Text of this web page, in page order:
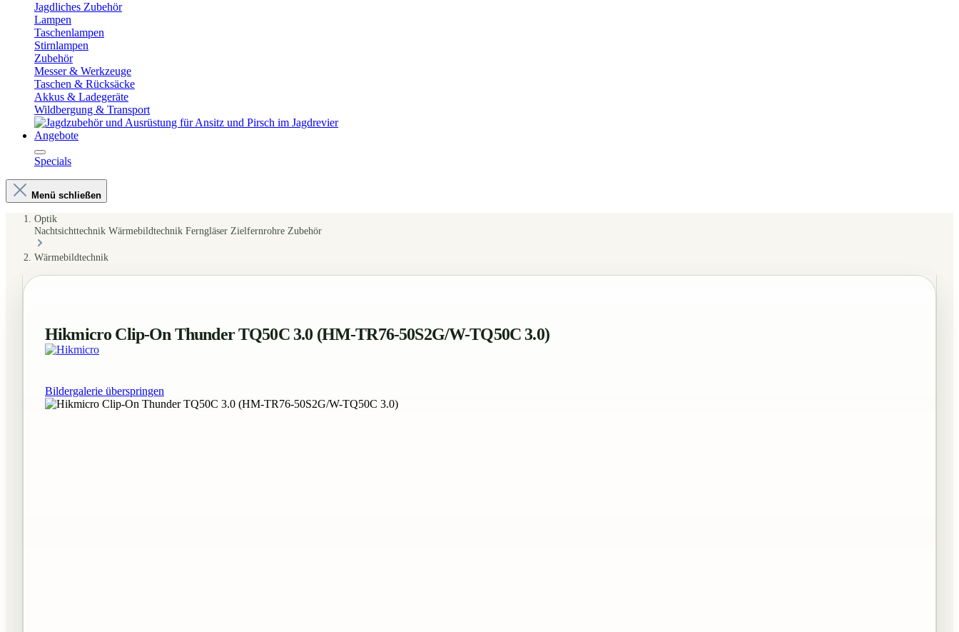
Jagdliches Zubehör
Lampen
Taschenlampen
Stirnlampen
Zubehör
Messer & Werkzeuge
Taschen & Rücksäcke
Akkus & Ladegeräte
Wildbergung & Transport
Angebote
Specials
Menü schließen
Optik
Nachtsichttechnik Wärmebildtechnik Ferngläser Zielfernrohre Zubehör
Wärmebildtechnik
Hikmicro Clip-On Thunder TQ50C 3.0 (HM-TR76-50S2G/W-TQ50C 3.0)
Bildergalerie überspringen